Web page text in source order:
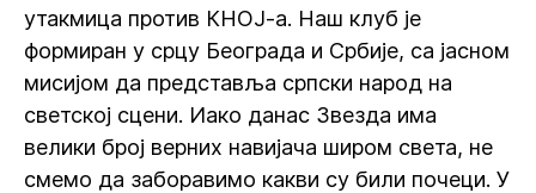
утакмица против КНОЈ-а. Наш клуб је
формиран у срцу Београда и Србије, са јасном
мисијом да представља српски народ на
светској сцени. Иако данас Звезда има
велики број верних навијача широм света, не
смемо да заборавимо какви су били почеци. У